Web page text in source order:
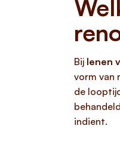
Bij lenen
vorm van
de
indient.